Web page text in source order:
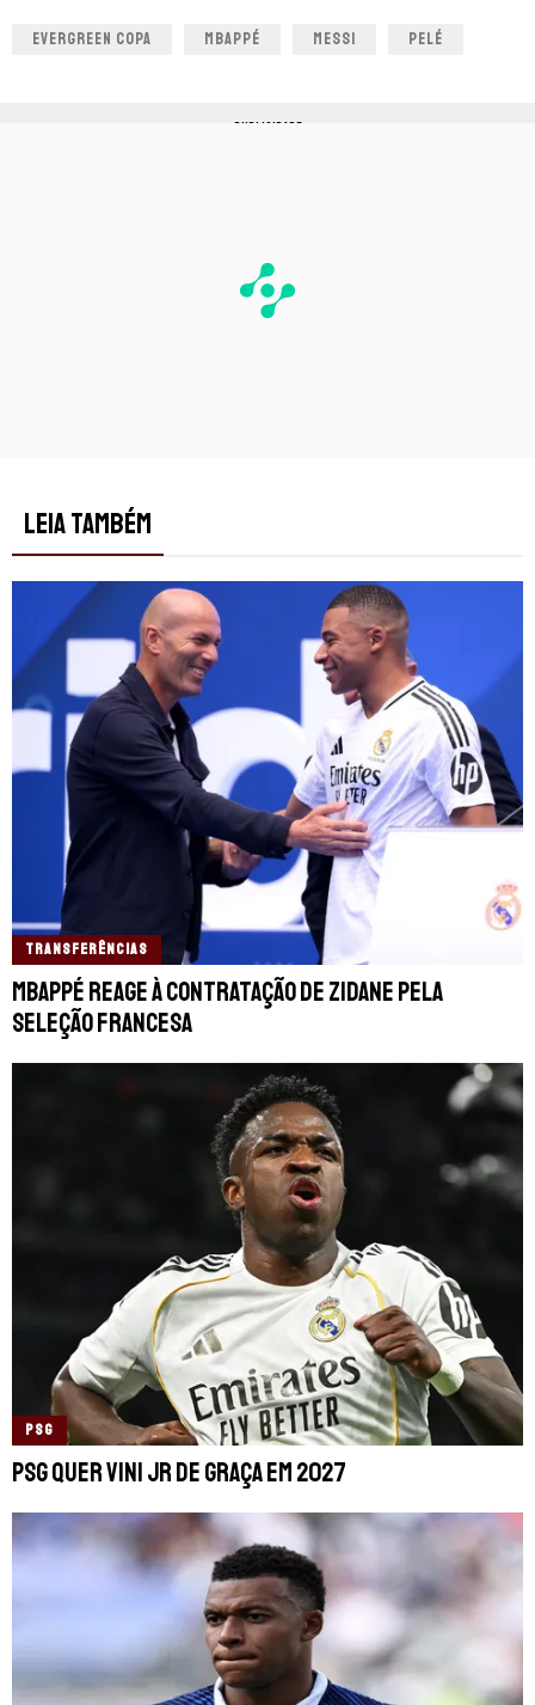
EVERGREEN COPA MBAPPÉ MESSI PELÉ
PUBLICIDADE
LEIA TAMBÉM
TRANSFERÊNCIAS
Mbappé reage à contratação de Zidane pela
Seleção Francesa
PSG
PSG quer Vini Jr de graça em 2027